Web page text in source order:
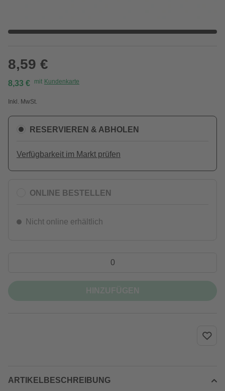
8,59 €
8,33 € mit Kundenkarte
Inkl. MwSt.
RESERVIEREN & ABHOLEN
Verfügbarkeit im Markt prüfen
ONLINE BESTELLEN
Nicht online erhältlich
ARTIKELBESCHREIBUNG